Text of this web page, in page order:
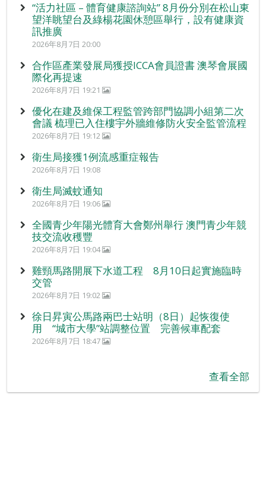
“活力社區 – 體育健康諮詢站” 8月份分別在松山東
望洋眺望台及綠楊花園休憩區舉行，設有健康資
訊推廣
2026年8月7日 20:00
合作區產業發展局獲授ICCA會員證書 澳琴會展國
際化再提速
2026年8月7日 19:21
優化在建及維保工程監管跨部門協調小組第二次
會議 梳理已入住樓宇外牆維修防火安全監管流程
2026年8月7日 19:12
衛生局接獲1例流感重症報告
2026年8月7日 19:08
衛生局滅蚊通知
2026年8月7日 19:06
全國青少年陽光體育大會鄭州舉行 澳門青少年競
技交流收穫豐
2026年8月7日 19:04
雞頸馬路開展下水道工程 8月10日起實施臨時
交管
2026年8月7日 19:02
徐日昇寅公馬路兩巴士站明（8日）起恢復使
用 “城市大學”站調整位置 完善候車配套
2026年8月7日 18:47
查看全部